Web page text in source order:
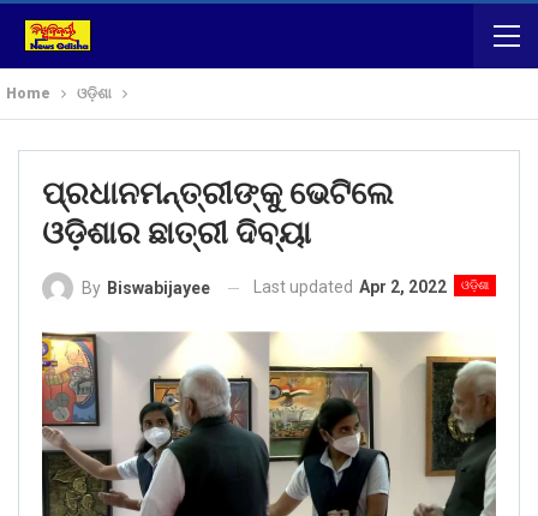
Home ଓଡ଼ିଶା
ପ୍ରଧାନମନ୍ତ୍ରୀଙ୍କୁ ଭେଟିଲେ
ଓଡ଼ିଶାର ଛାତ୍ରୀ ଦିବ୍ୟା
ଓଡ଼ିଶା
By Biswabijayee Last updated Apr 2, 2022